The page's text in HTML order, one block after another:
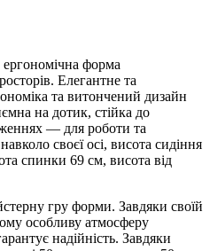
ергономічна форма
Елегантне та
та витончений дизайн
на дотик, стійка до
— для роботи та
своєї осі, висота сидіння
спинки 69 см, висота від
гру форми. Завдяки своїй
особливу атмосферу
надійність. Завдяки